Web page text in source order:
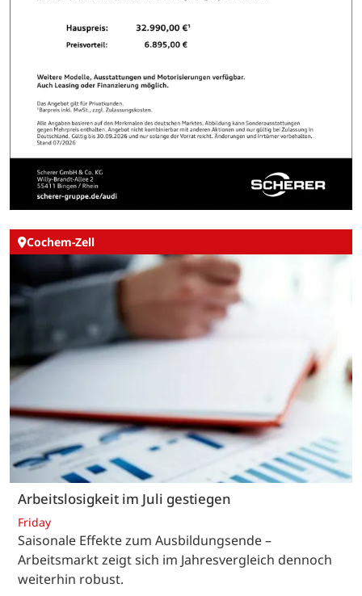
Cochem-Zell
Arbeitslosigkeit im Juli gestiegen
Friday
Saisonale Effekte zum Ausbildungsende –
Arbeitsmarkt zeigt sich im Jahresvergleich dennoch
weiterhin robust.